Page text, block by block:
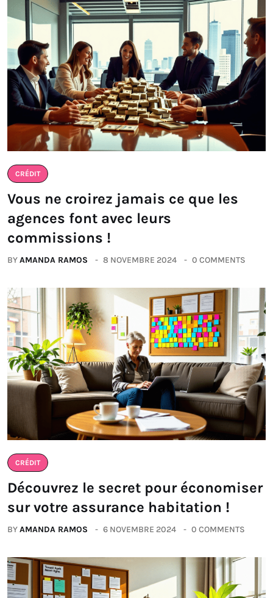
CRÉDIT
Vous ne croirez jamais ce que les
agences font avec leurs
commissions !
BYAMANDA RAMOS 8 NOVEMBRE 2024 0 COMMENTS
CRÉDIT
Découvrez le secret pour économiser
sur votre assurance habitation !
BYAMANDA RAMOS 6 NOVEMBRE 2024 0 COMMENTS